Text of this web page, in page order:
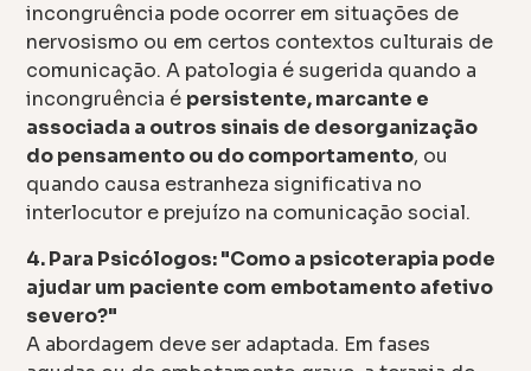
incongruência pode ocorrer em situações de
nervosismo ou em certos contextos culturais de
comunicação. A patologia é sugerida quando a
incongruência é persistente, marcante e
associada a outros sinais de desorganização
do pensamento ou do comportamento, ou
quando causa estranheza significativa no
interlocutor e prejuízo na comunicação social.
4. Para Psicólogos: "Como a psicoterapia pode
ajudar um paciente com embotamento afetivo
severo?"
A abordagem deve ser adaptada. Em fases